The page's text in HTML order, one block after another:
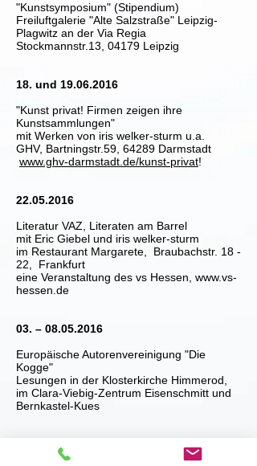
"Kunstsymposium" (Stipendium)
Freiluftgalerie "Alte Salzstraße" Leipzig-
Plagwitz an der Via Regia
Stockmannstr.13, 04179 Leipzig
18. und 19.06.2016
"Kunst privat! Firmen zeigen ihre
Kunstsammlungen"
mit Werken von iris welker-sturm u.a.
GHV, Bartningstr.59, 64289 Darmstadt
www.ghv-darmstadt.de/kunst-privat!
22.05.2016
Literatur VAZ, Literaten am Barrel
mit Eric Giebel und iris welker-sturm
im Restaurant Margarete, Braubachstr. 18 -
22, Frankfurt
eine Veranstaltung des vs Hessen, www.vs-
hessen.de
03. – 08.05.2016
Europäische Autorenvereinigung "Die
Kogge"
Lesungen in der Klosterkirche Himmerod,
im Clara-Viebig-Zentrum Eisenschmitt und
Bernkastel-Kues
23.04.2016